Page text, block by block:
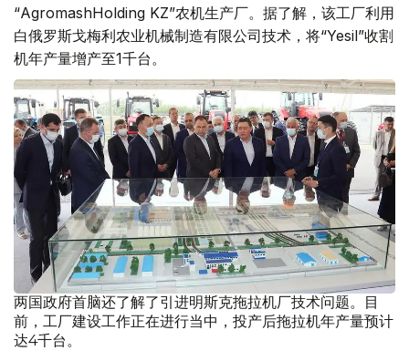
“AgromashHolding KZ”农机生产厂。据了解，该工厂利用
白俄罗斯戈梅利农业机械制造有限公司技术，将“Yesil”收割
机年产量增产至1千台。
两国政府首脑还了解了引进明斯克拖拉机厂技术问题。目
前，工厂建设工作正在进行当中，投产后拖拉机年产量预计
达4千台。